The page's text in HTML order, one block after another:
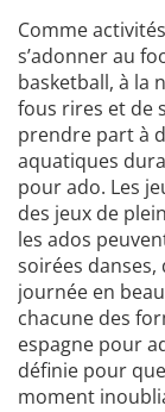
Comme
s’adonner au
basketball, à la
fous rires et de
prendre part à
aquatiques
pour ado. Les
des jeux de
les ados
soirées
journée en
chacune des
espagne pour
définie pour
moment